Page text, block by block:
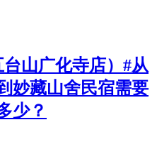
山广化寺店）#从
妙藏山舍民宿需要
少？